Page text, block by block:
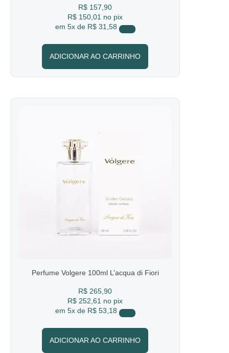
R$ 157,90
R$ 150,01 no pix
em 5x deR$ 31,58
ADICIONAR AO CARRINHO
Perfume Volgere 100ml L’acqua di Fiori
R$ 265,90
R$ 252,61 no pix
em 5x deR$ 53,18
ADICIONAR AO CARRINHO